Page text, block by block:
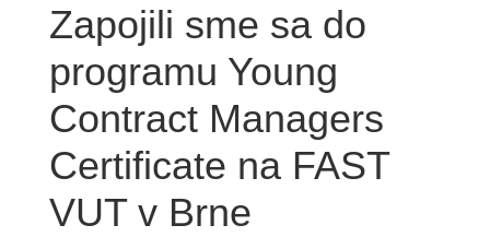
Zapojili sme sa do
programu Young
Contract Managers
Certificate na FAST
VUT v Brne